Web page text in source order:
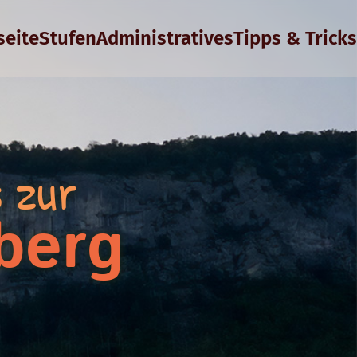
StufenAdministrativesTipps & Tricks
zur